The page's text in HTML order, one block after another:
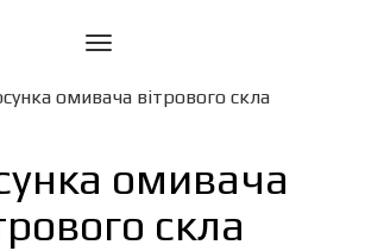
Toggle
омивача вітрового скла
омивача
скла